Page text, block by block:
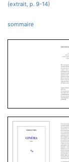
(extrait, p. 9-14)
sommaire